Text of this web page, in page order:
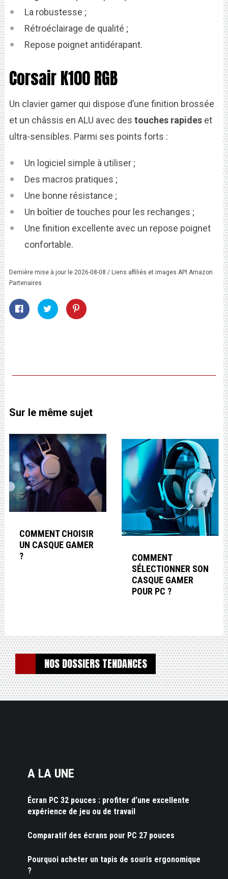
La robustesse ;
Rétroéclairage de qualité ;
Repose poignet antidérapant.
Corsair K100 RGB
Un clavier gamer qui dispose d’une finition brossée
et un châssis en ALU avec des touches rapides et
ultra-sensibles. Parmi ses points forts :
Un logiciel simple à utiliser ;
Des macros pratiques ;
Une bonne résistance ;
Un boîtier de touches pour les rechanges ;
Une finition excellente avec un repose poignet
confortable.
Dernière mise à jour le 2026-08-08 / Liens affiliés et images API Amazon
Partenaires
Sur le même sujet
COMMENT CHOISIR
UN CASQUE GAMER
?
COMMENT
SÉLECTIONNER SON
CASQUE GAMER
POUR PC ?
NOS DOSSIERS TENDANCES
A LA UNE
Écran PC 32 pouces : profiter d’une excellente
expérience de jeu ou de travail
Comparatif des écrans pour PC 27 pouces
Pourquoi acheter un tapis de souris ergonomique
?